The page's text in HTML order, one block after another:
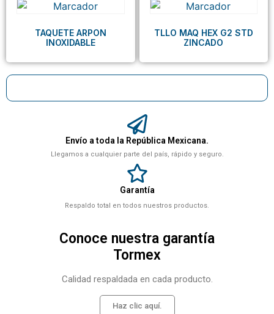
Envío a toda la República Mexicana.
Llegamos a cualquier parte del país, rápido y seguro.
Garantía
Respaldo total en todos nuestros productos.
Conoce nuestra garantía
Tormex
Calidad respaldada en cada producto.
Haz clic aquí.
TAQUETE ARPON
INOXIDABLE
TLLO MAQ HEX G2 STD
ZINCADO